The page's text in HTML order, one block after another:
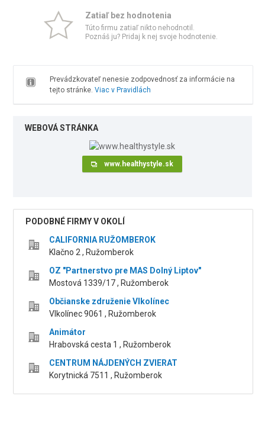
Zatiaľ bez hodnotenia
Túto firmu zatiaľ nikto nehodnotil.
Poznáš ju? Pridaj k nej svoje hodnotenie.
Prevádzkovateľ nenesie zodpovednosť za informácie na
tejto stránke. Viac v Pravidlách
WEBOVÁ STRÁNKA
www.healthystyle.sk
PODOBNÉ FIRMY V OKOLÍ
CALIFORNIA RUŽOMBEROK
Klačno 2 , Ružomberok
OZ "Partnerstvo pre MAS Dolný Liptov"
Mostová 1339/17 , Ružomberok
Občianske združenie Vlkolínec
Vlkolínec 9061 , Ružomberok
Animátor
Hrabovská cesta 1 , Ružomberok
CENTRUM NÁJDENÝCH ZVIERAT
Korytnická 7511 , Ružomberok